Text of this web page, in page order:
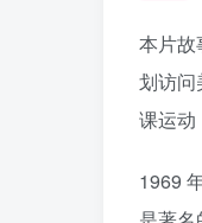
本片故
划访问
课运动
1969